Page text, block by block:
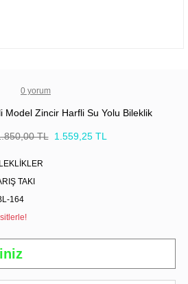
0 yorum
Model Zincir Harfli Su Yolu Bileklik
TL 1.559,25 TL
TAKI
164